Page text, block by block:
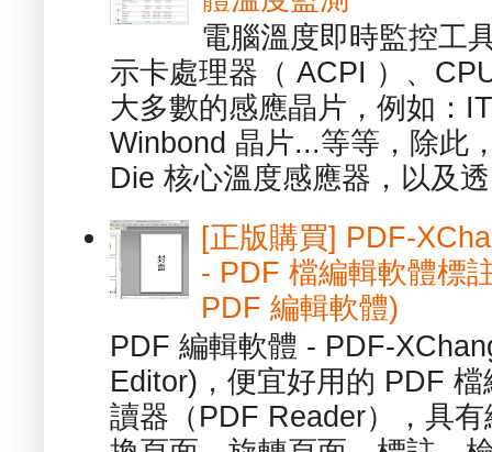
電腦溫度即時監控工
示卡處理器（ ACPI ）、
大多數的感應晶片，例如：
Winbond 晶片...等等，除此
Die 核心溫度感應器，以及
[正版購買] PDF-
- PDF 檔編輯軟體標
PDF 編輯軟體)
PDF 編輯軟體 - PDF-
Editor)，便宜好用的 PDF
讀器（PDF Reader），具